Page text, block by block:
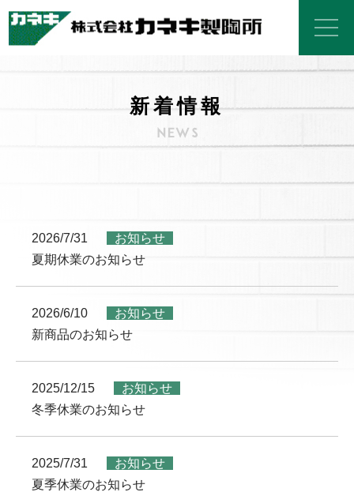
新着情報
2026/7/31
お知らせ
夏期休業のお知らせ
2026/6/10
お知らせ
新商品のお知らせ
2025/12/15
お知らせ
冬季休業のお知らせ
2025/7/31
お知らせ
夏季休業のお知らせ